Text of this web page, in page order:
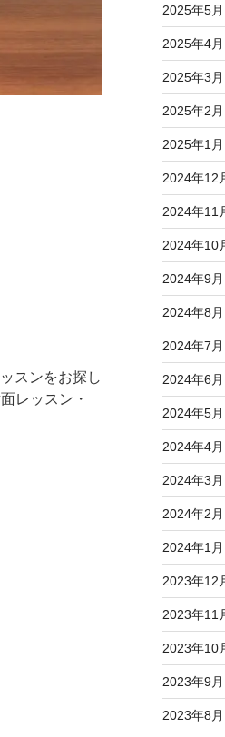
スンをお探し
レッスン・
2025年5月
2025年4月
2025年3月
2025年2月
2025年1月
2024年12
2024年11
2024年10
2024年9月
2024年8月
2024年7月
2024年6月
2024年5月
2024年4月
2024年3月
2024年2月
2024年1月
2023年12
2023年11
2023年10
2023年9月
2023年8月